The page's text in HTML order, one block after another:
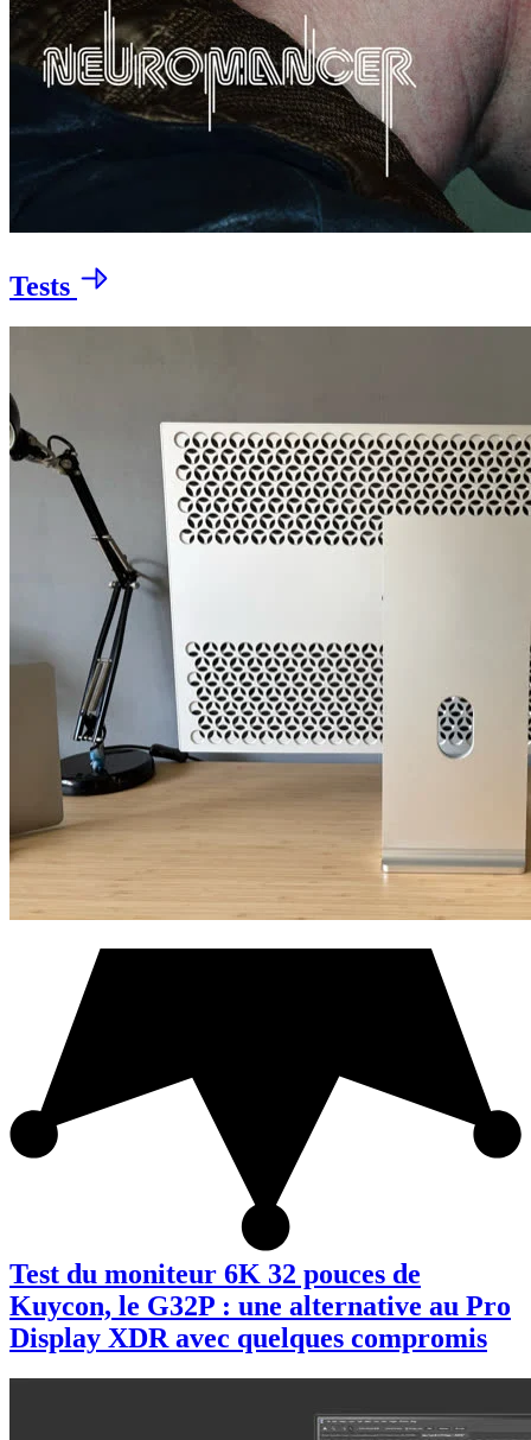
Tests
Test du moniteur 6K 32 pouces de
Kuycon, le G32P : une alternative au Pro
Display XDR avec quelques compromis